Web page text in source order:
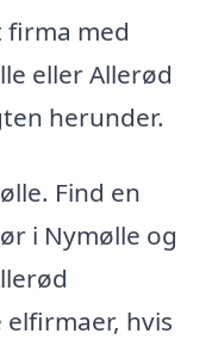
firma med
eller Allerød
herunder.
Find en
i Nymølle og
hvis